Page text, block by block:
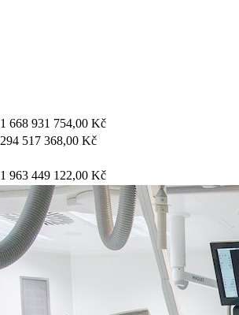
1 668 931 754,00 Kč
294 517 368,00 Kč
1 963 449 122,00 Kč